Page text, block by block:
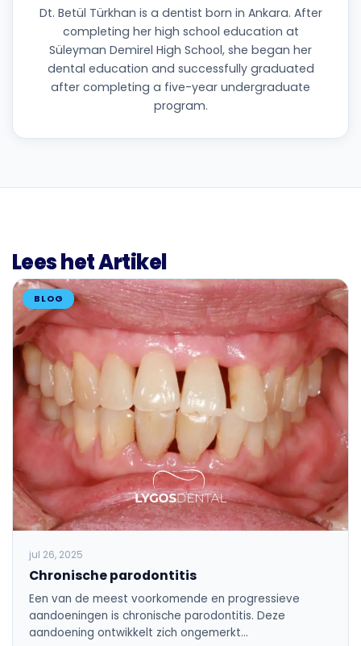
Dt. Betül Türkhan is a dentist born in Ankara. After
completing her high school education at
Süleyman Demirel High School, she began her
dental education and successfully graduated
after completing a five-year undergraduate
program.
Lees het Artikel
BLOG
jul 26, 2025
Chronische parodontitis
Een van de meest voorkomende en progressieve
aandoeningen is chronische parodontitis. Deze
aandoening ontwikkelt zich ongemerkt…